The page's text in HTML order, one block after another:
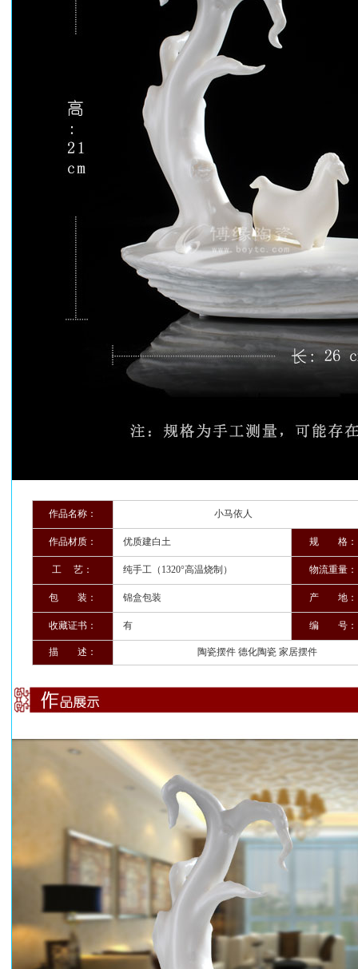
作品名称： 小马依人
作品材质： 优质建白土 规 格：
工 艺： 纯手工（1320°高温烧制） 物流重量：
包 装： 锦盒包装 产 地：
收藏证书： 有 编 号：
描 述： 陶瓷摆件 德化陶瓷 家居摆件